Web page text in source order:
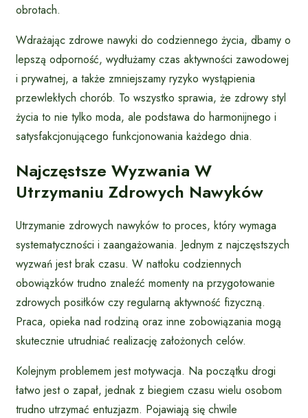
obrotach.
Wdrażając zdrowe nawyki do codziennego życia, dbamy o
lepszą odporność, wydłużamy czas aktywności zawodowej
i prywatnej, a także zmniejszamy ryzyko wystąpienia
przewlekłych chorób. To wszystko sprawia, że zdrowy styl
życia to nie tylko moda, ale podstawa do harmonijnego i
satysfakcjonującego funkcjonowania każdego dnia.
Najczęstsze Wyzwania W
Utrzymaniu Zdrowych Nawyków
Utrzymanie zdrowych nawyków to proces, który wymaga
systematyczności i zaangażowania. Jednym z najczęstszych
wyzwań jest brak czasu. W natłoku codziennych
obowiązków trudno znaleźć momenty na przygotowanie
zdrowych posiłków czy regularną aktywność fizyczną.
Praca, opieka nad rodziną oraz inne zobowiązania mogą
skutecznie utrudniać realizację założonych celów.
Kolejnym problemem jest motywacja. Na początku drogi
łatwo jest o zapał, jednak z biegiem czasu wielu osobom
trudno utrzymać entuzjazm. Pojawiają się chwile